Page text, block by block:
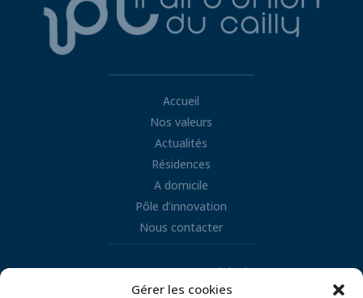
Gérer les cookies
Accueil
Nos valeurs
Actualités
Résidences
A domicile
Pôle d’innovation
Nous contacter
Retrouvez nous sur LinkedIn